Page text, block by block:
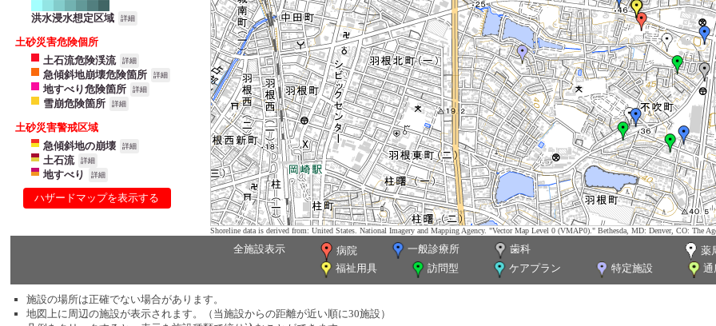
洪水浸水想定区域 詳細
土砂災害危険個所
土石流危険渓流
詳細
急傾斜地崩壊危険箇所 詳細
地すべり危険箇所 詳細
雪崩危険箇所 詳細
土砂災害警戒区域
急傾斜地の崩壊
詳細
土石流 詳細
地すべり 詳細
ハザードマップを表示する
Shoreline data is derived from: United States. National Imagery and Mapping Agency. "Vector Map Level 0 (VMAP0)." Bethesda, MD: Denver, CO: The
全施設表示 病院 一般診療所 歯科
薬
福祉用具
訪問型 ケアプラン 特定施設 通
施設の場所は正確でない場合があります。
地図上に周辺の施設が表示されます。（当施設からの距離が近い順に30施設）